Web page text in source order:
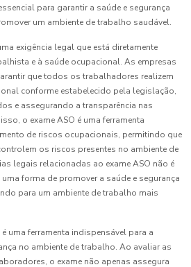
para garantir a saúde e segurança
um ambiente de trabalho saudável.
exigência legal que está diretamente
e à saúde ocupacional. As empresas
que todos os trabalhadores realizem
conforme estabelecido pela legislação,
e assegurando a transparência nas
o exame ASO é uma ferramenta
de riscos ocupacionais, permitindo que
os riscos presentes no ambiente de
legais relacionadas ao exame ASO não é
forma de promover a saúde e segurança
para um ambiente de trabalho mais
uma ferramenta indispensável para a
no ambiente de trabalho. Ao avaliar as
o exame não apenas assegura